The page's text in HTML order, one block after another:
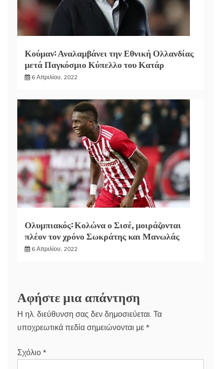
Κούμαν: Αναλαμβάνει την Εθνική Ολλανδίας
μετά Παγκόσμιο Κύπελλο του Κατάρ
6 Απριλίου, 2022
Ολυμπιακός: Κολώνα ο Σισέ, μοιράζονται
πλέον τον χρόνο Σωκράτης και Μανωλάς
6 Απριλίου, 2022
Αφήστε μια απάντηση
Η ηλ. διεύθυνση σας δεν δημοσιεύεται. Τα
υποχρεωτικά πεδία σημειώνονται με *
Σχόλιο *